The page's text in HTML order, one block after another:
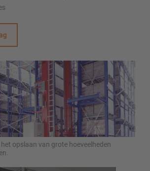
opslaan van grote hoeveelheden